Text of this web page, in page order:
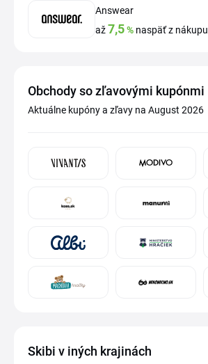
Answear
až7,5% naspäť z nákupu
Obchody so zľavovými kupónmi
Aktuálne kupóny a zľavy na August 2026
Skibi v iných krajinách